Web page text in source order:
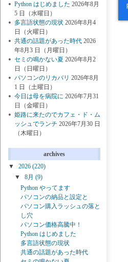
Python はじめました 2026年8月
5 日（水曜日）
多言語状態の現状 2026年8月4
日（火曜日）
共通の話題があった時代 2026
年8月3 日（月曜日）
セミの鳴かない夏 2026年8月2
日（日曜日）
パソコンのリカバリ 2026年8月
1 日（土曜日）
今日は母を病院に 2026年7月31
日（金曜日）
姫路に来たのでカフェ・ド・ム
ッシュでランチ 2026年7月30 日
（木曜日）
archives
▼
2026 (220)
▼
8月 (9)
Python やってます
パソコンの納品と設定と
パソコン購入ラッシュの落と
し穴
パソコン価格高騰中！
Python はじめました
多言語状態の現状
共通の話題があった時代